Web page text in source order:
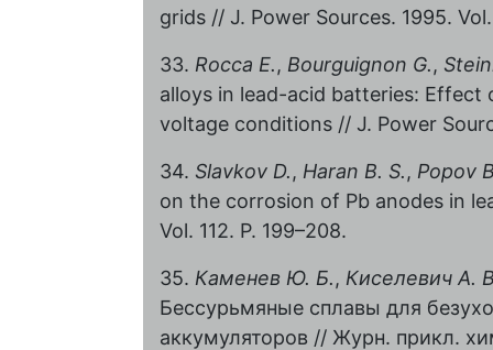
grids // J. Power Sources. 1995.
33. Rocca E., Bourguignon G.,
alloys in lead-acid batteries:
voltage conditions // J. Power
34. Slavkov D., Haran B. S., Popov
on the corrosion of Pb anodes in
Vol. 112. P. 199–208.
35. Каменев Ю. Б., Киселевич А.
Бессурьмяные сплавы для
аккумуляторов // Журн. прикл.